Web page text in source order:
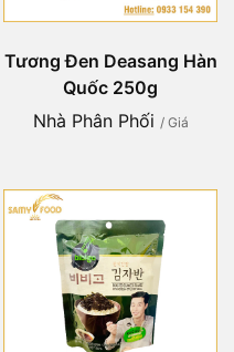
Tương Đen Deasang Hàn
Quốc 250g
Nhà Phân Phối / Giá